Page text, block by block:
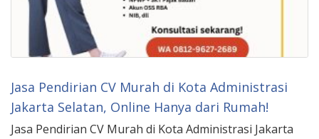
Jasa Pendirian CV Murah di Kota Administrasi
Jakarta Selatan, Online Hanya dari Rumah!
Jasa Pendirian CV Murah di Kota Administrasi Jakarta